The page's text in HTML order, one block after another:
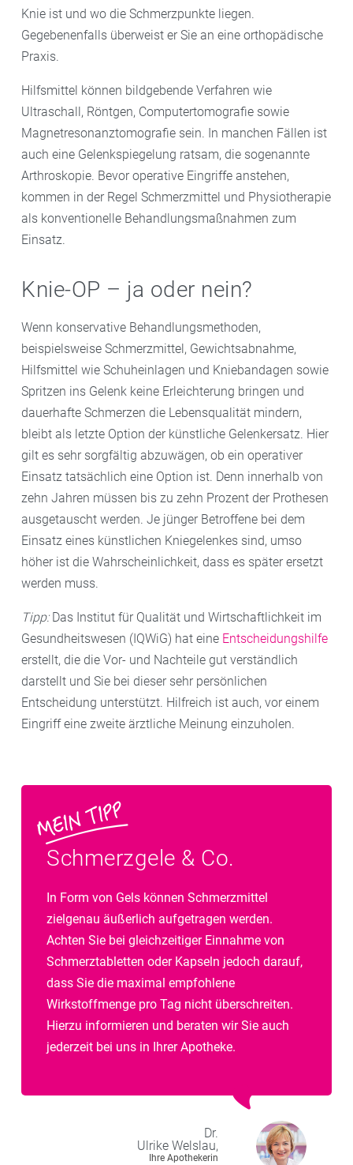
Knie ist und wo die Schmerzpunkte liegen.
Gegebenenfalls überweist er Sie an eine orthopädische
Praxis.
Hilfsmittel können bildgebende Verfahren wie
Ultraschall, Röntgen, Computertomografie sowie
Magnetresonanztomografie sein. In manchen Fällen ist
auch eine Gelenkspiegelung ratsam, die sogenannte
Arthroskopie. Bevor operative Eingriffe anstehen,
kommen in der Regel Schmerzmittel und Physiotherapie
als konventionelle Behandlungsmaßnahmen zum
Einsatz.
Knie-OP – ja oder nein?
Wenn konservative Behandlungsmethoden,
beispielsweise Schmerzmittel, Gewichtsabnahme,
Hilfsmittel wie Schuheinlagen und Kniebandagen sowie
Spritzen ins Gelenk keine Erleichterung bringen und
dauerhafte Schmerzen die Lebensqualität mindern,
bleibt als letzte Option der künstliche Gelenkersatz. Hier
gilt es sehr sorgfältig abzuwägen, ob ein operativer
Einsatz tatsächlich eine Option ist. Denn innerhalb von
zehn Jahren müssen bis zu zehn Prozent der Prothesen
ausgetauscht werden. Je jünger Betroffene bei dem
Einsatz eines künstlichen Kniegelenkes sind, umso
höher ist die Wahrscheinlichkeit, dass es später ersetzt
werden muss.
Tipp:Das Institut für Qualität und Wirtschaftlichkeit im
Gesundheitswesen (IQWiG) hat eine Entscheidungshilfe
erstellt, die die Vor- und Nachteile gut verständlich
darstellt und Sie bei dieser sehr persönlichen
Entscheidung unterstützt. Hilfreich ist auch, vor einem
Eingriff eine zweite ärztliche Meinung einzuholen.
Schmerzgele & Co.
In Form von Gels können Schmerzmittel
zielgenau äußerlich aufgetragen werden.
Achten Sie bei gleichzeitiger Einnahme von
Schmerztabletten oder Kapseln jedoch darauf,
dass Sie die maximal empfohlene
Wirkstoffmenge pro Tag nicht überschreiten.
Hierzu informieren und beraten wir Sie auch
jederzeit bei uns in Ihrer Apotheke.
Dr.
Ulrike Welslau,
Ihre Apothekerin